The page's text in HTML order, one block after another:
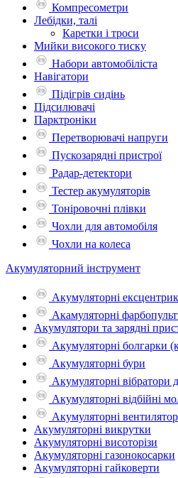
Компресометри
Лебідки, талі
Каретки і троси
Мийки високого тиску
Набори автомобіліста
Навігатори
Підігрів сидінь
Підсилювачі
Парктроніки
Перетворювачі напруги
Пускозарядні пристрої
Радар-детектори
Тестер акумуляторів
Тоніровочні плівки
Чохли для автомобіля
Чохли на колеса
Акумуляторний інструмент
Акумуляторні
Акамуляторні
Акумулятори та зарядні
Акумуляторні болгарки
Акумуляторні бури
Акумуляторні вібратори
Акумуляторні відбійні
Акумуляторні
Акумуляторні викрутки
Акумуляторні висоторізи
Акумуляторні газонокосарки
Акумуляторні гайковерти